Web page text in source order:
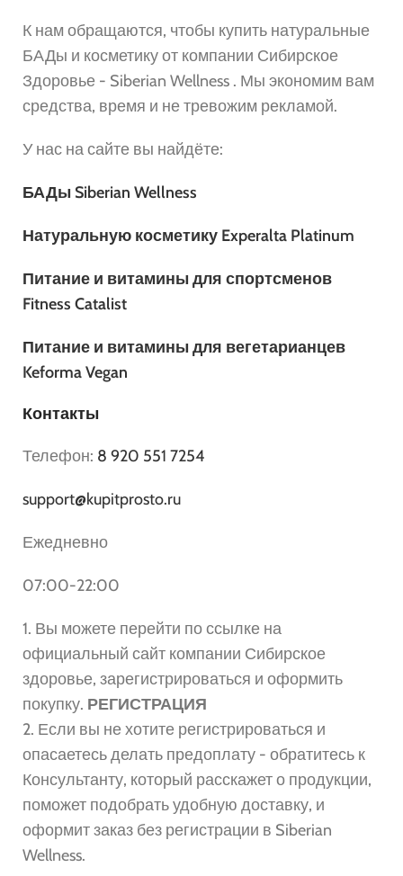
К нам обращаются, чтобы купить натуральные
БАДы и косметику от компании Сибирское
Здоровье - Siberian Wellness . Мы экономим вам
средства, время и не тревожим рекламой.
У нас на сайте вы найдёте:
БАДы Siberian Wellness
Натуральную косметику Experalta Platinum
Питание и витамины для спортсменов
Fitness Catalist
Питание и витамины для вегетарианцев
Keforma Vegan
Контакты
Телефон: 8 920 551 7254
support@kupitprosto.ru
Ежедневно
07:00-22:00
1. Вы можете перейти по ссылке на
официальный сайт компании Сибирское
здоровье, зарегистрироваться и оформить
покупку. РЕГИСТРАЦИЯ
2. Если вы не хотите регистрироваться и
опасаетесь делать предоплату - обратитесь к
Консультанту, который расскажет о продукции,
поможет подобрать удобную доставку, и
оформит заказ без регистрации в Siberian
Wellness.